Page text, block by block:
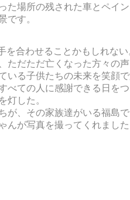
た場所の残された車とペイン
です。
を合わせることかもしれない
ただただ亡くなった方々の声
いる子供たちの未来を笑顔で
べての人に感謝できる日をつ
灯した。
が、その家族達がいる福島で
んが写真を撮ってくれました